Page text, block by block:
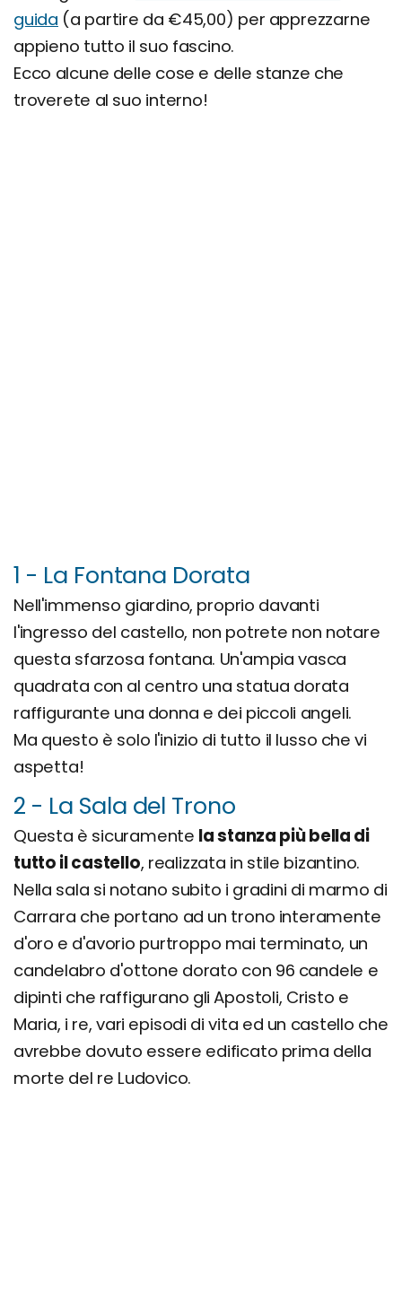
guida (a partire da €45,00) per apprezzarne
appieno tutto il suo fascino.
Ecco alcune delle cose e delle stanze che
troverete al suo interno!
1 - La Fontana Dorata
Nell'immenso giardino, proprio davanti
l'ingresso del castello, non potrete non notare
questa sfarzosa fontana. Un'ampia vasca
quadrata con al centro una statua dorata
raffigurante una donna e dei piccoli angeli.
Ma questo è solo l'inizio di tutto il lusso che vi
aspetta!
2 - La Sala del Trono
Questa è sicuramente la stanza più bella di
tutto il castello, realizzata in stile bizantino.
Nella sala si notano subito i gradini di marmo di
Carrara che portano ad un trono interamente
d'oro e d'avorio purtroppo mai terminato, un
candelabro d'ottone dorato con 96 candele e
dipinti che raffigurano gli Apostoli, Cristo e
Maria, i re, vari episodi di vita ed un castello che
avrebbe dovuto essere edificato prima della
morte del re Ludovico.